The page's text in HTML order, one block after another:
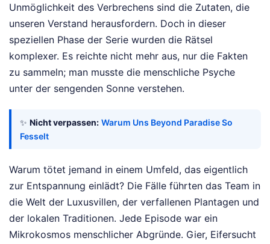
Unmöglichkeit des Verbrechens sind die Zutaten, die
unseren Verstand herausfordern. Doch in dieser
speziellen Phase der Serie wurden die Rätsel
komplexer. Es reichte nicht mehr aus, nur die Fakten
zu sammeln; man musste die menschliche Psyche
unter der sengenden Sonne verstehen.
✨ Nicht verpassen: Warum Uns Beyond Paradise So
Fesselt
Warum tötet jemand in einem Umfeld, das eigentlich
zur Entspannung einlädt? Die Fälle führten das Team in
die Welt der Luxusvillen, der verfallenen Plantagen und
der lokalen Traditionen. Jede Episode war ein
Mikrokosmos menschlicher Abgründe. Gier, Eifersucht